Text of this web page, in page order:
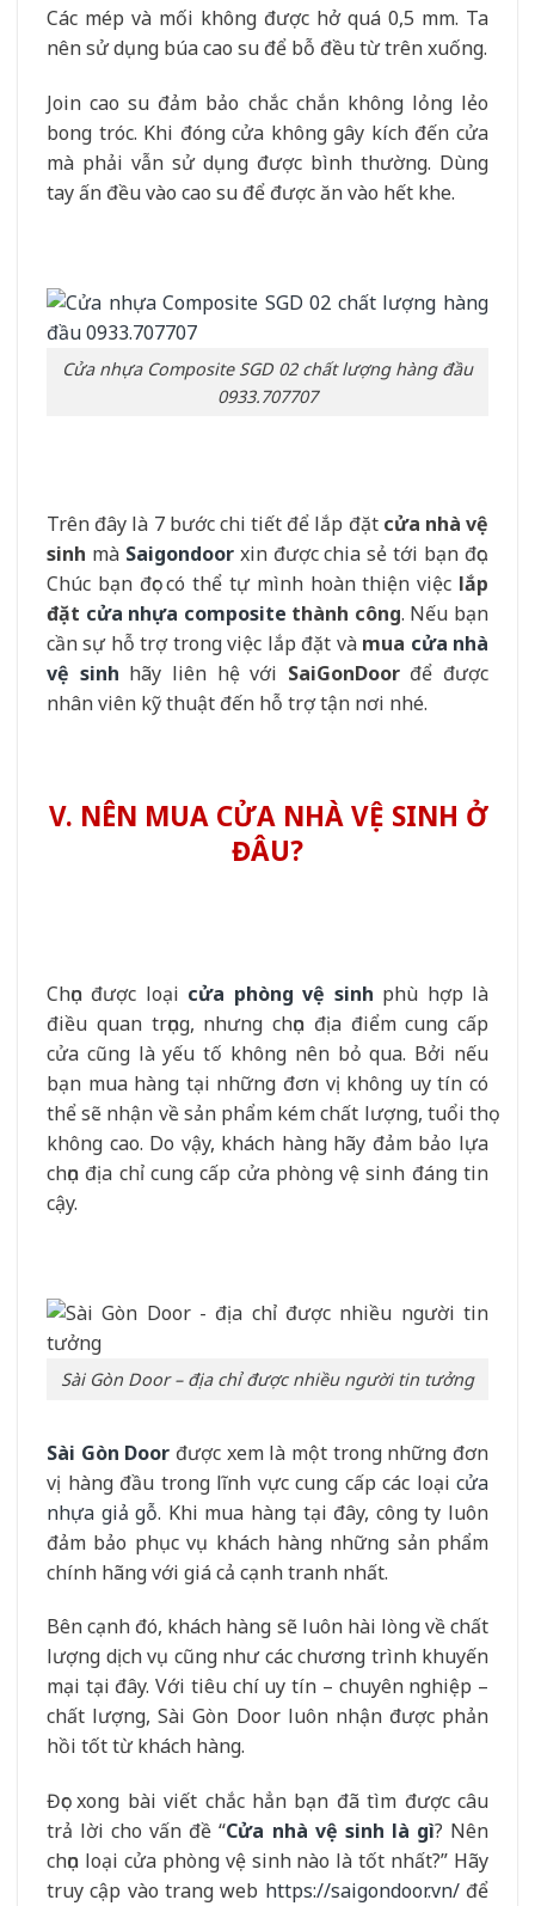
Các mép và mối không được hở quá 0,5 mm. Ta
nên sử dụng búa cao su để bỗ đều từ trên xuống.
Join cao su đảm bảo chắc chắn không lỏng lẻo
bong tróc. Khi đóng cửa không gây kích đến cửa
mà phải vẫn sử dụng được bình thường. Dùng
tay ấn đều vào cao su để được ăn vào hết khe.
Cửa nhựa Composite SGD 02 chất lượng hàng đầu
0933.707707
Trên đây là 7 bước chi tiết để lắp đặt cửa nhà vệ
sinh mà Saigondoorxin được chia sẻ tới bạn đọc.
Chúc bạn đọc có thể tự mình hoàn thiện việc lắp
đặt cửa nhựa composite thành công. Nếu bạn
cần sự hỗ trợ trong việc lắp đặt và mua cửa nhà
vệ sinh hãy liên hệ với SaiGonDoorđể được
nhân viên kỹ thuật đến hỗ trợ tận nơi nhé.
V. NÊN MUA CỬA NHÀ VỆ SINH Ở
ĐÂU?
Chọn được loại cửa phòng vệ sinh phù hợp là
điều quan trọng, nhưng chọn địa điểm cung cấp
cửa cũng là yếu tố không nên bỏ qua. Bởi nếu
bạn mua hàng tại những đơn vị không uy tín có
thể sẽ nhận về sản phẩm kém chất lượng, tuổi thọ
không cao. Do vậy, khách hàng hãy đảm bảo lựa
chọn địa chỉ cung cấp cửa phòng vệ sinh đáng tin
cậy.
Sài Gòn Door – địa chỉ được nhiều người tin tưởng
Sài Gòn Door được xem là một trong những đơn
vị hàng đầu trong lĩnh vực cung cấp các loại cửa
nhựa giả gỗ. Khi mua hàng tại đây, công ty luôn
đảm bảo phục vụ khách hàng những sản phẩm
chính hãng với giá cả cạnh tranh nhất.
Bên cạnh đó, khách hàng sẽ luôn hài lòng về chất
lượng dịch vụ cũng như các chương trình khuyến
mại tại đây. Với tiêu chí uy tín – chuyên nghiệp –
chất lượng, Sài Gòn Door luôn nhận được phản
hồi tốt từ khách hàng.
Đọc xong bài viết chắc hẳn bạn đã tìm được câu
trả lời cho vấn đề “Cửa nhà vệ sinh là gì? Nên
chọn loại cửa phòng vệ sinh nào là tốt nhất?” Hãy
truy cập vào trang web https://saigondoor.vn/để